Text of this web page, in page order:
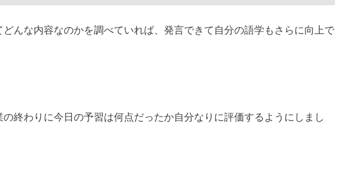
んな内容なのかを調べていれば、発言できて自分の語学もさらに向上で
終わりに今日の予習は何点だったか自分なりに評価するようにしまし